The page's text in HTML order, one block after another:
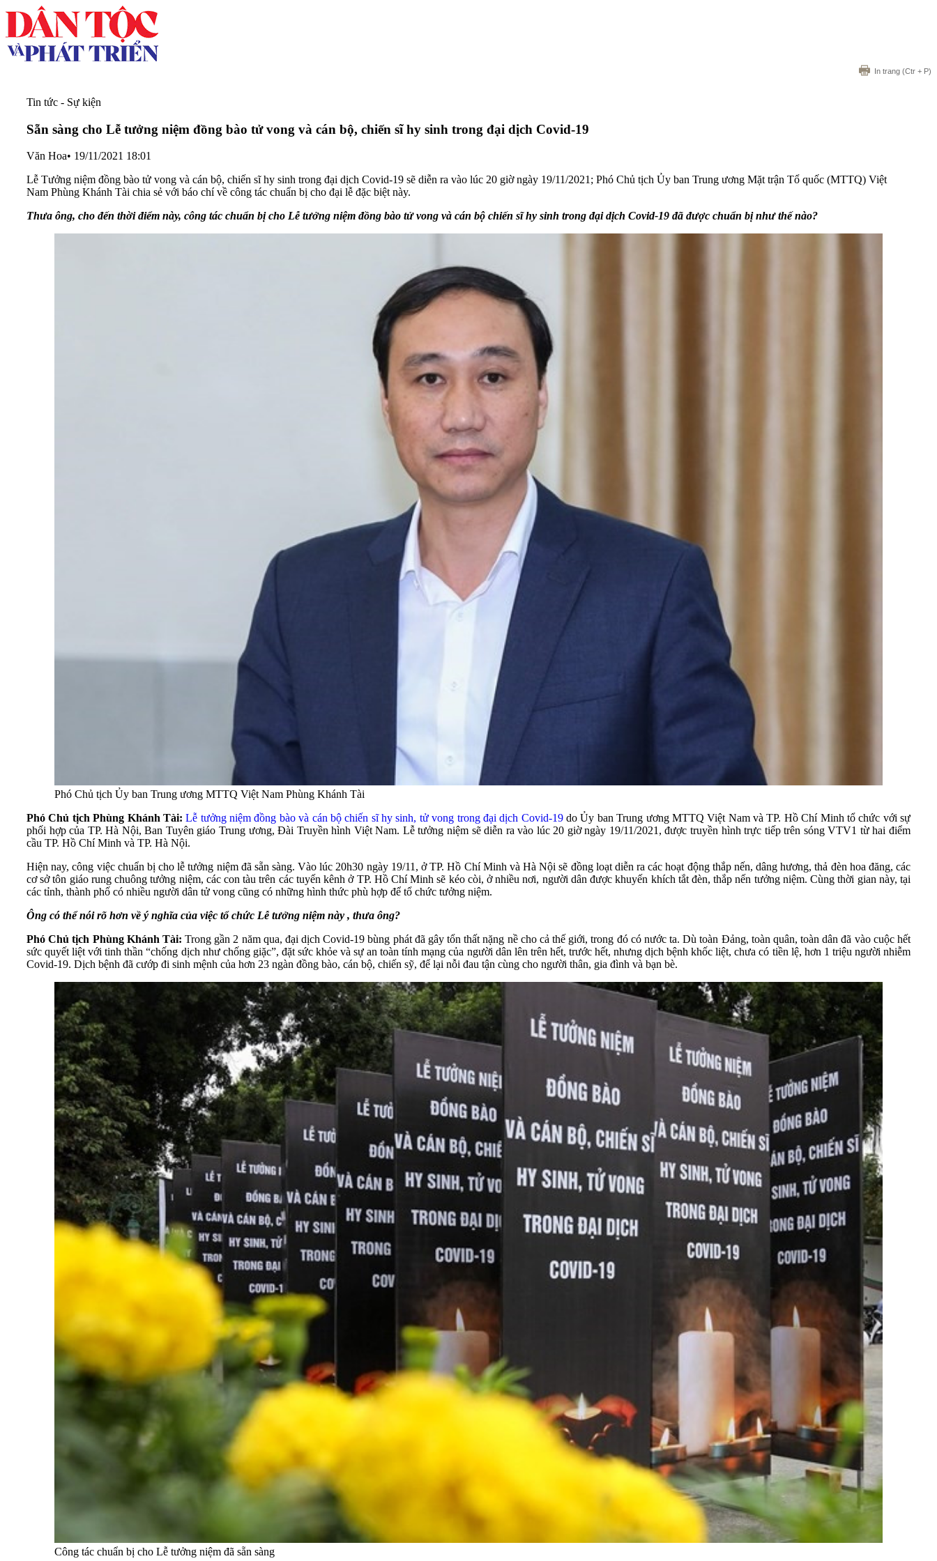
In trang (Ctr + P)
Tin tức - Sự kiện
Sẵn sàng cho Lễ tưởng niệm đồng bào tử vong và cán bộ, chiến sĩ hy sinh trong đại dịch Covid-19
Văn Hoa• 19/11/2021 18:01
Lễ Tưởng niệm đồng bào tử vong và cán bộ, chiến sĩ hy sinh trong đại dịch Covid-19 sẽ diễn ra vào lúc 20 giờ ngày 19/11/2021; Phó Chủ tịch Ủy ban Trung ương Mặt trận Tổ quốc (MTTQ) Việt
Nam Phùng Khánh Tài chia sẻ với báo chí về công tác chuẩn bị cho đại lễ đặc biệt này.
Thưa ông, cho đến thời điểm này, công tác chuẩn bị cho Lễ tưởng niệm đồng bào tử vong và cán bộ chiến sĩ hy sinh trong đại dịch Covid-19 đã được chuẩn bị như thế nào?
Phó Chủ tịch Ủy ban Trung ương MTTQ Việt Nam Phùng Khánh Tài
Phó Chủ tịch Phùng Khánh Tài: Lễ tưởng niệm đồng bào và cán bộ chiến sĩ hy sinh, tử vong trong đại dịch Covid-19do Ủy ban Trung ương MTTQ Việt Nam và TP. Hồ Chí Minh tổ chức với sự
phối hợp của TP. Hà Nội, Ban Tuyên giáo Trung ương, Đài Truyền hình Việt Nam. Lễ tưởng niệm sẽ diễn ra vào lúc 20 giờ ngày 19/11/2021, được truyền hình trực tiếp trên sóng VTV1 từ hai điểm
cầu TP. Hồ Chí Minh và TP. Hà Nội.
Hiện nay, công việc chuẩn bị cho lễ tưởng niệm đã sẵn sàng. Vào lúc 20h30 ngày 19/11, ở TP. Hồ Chí Minh và Hà Nội sẽ đồng loạt diễn ra các hoạt động thắp nến, dâng hương, thả đèn hoa đăng, các
cơ sở tôn giáo rung chuông tưởng niệm, các con tàu trên các tuyến kênh ở TP. Hồ Chí Minh sẽ kéo còi, ở nhiều nơi, người dân được khuyến khích tắt đèn, thắp nến tưởng niệm. Cùng thời gian này, tại
các tỉnh, thành phố có nhiều người dân tử vong cũng có những hình thức phù hợp để tổ chức tưởng niệm.
Ông có thể nói rõ hơn về ý nghĩa của việc tổ chức Lễ tưởng niệm này , thưa ông?
Phó Chủ tịch Phùng Khánh Tài: Trong gần 2 năm qua, đại dịch Covid-19 bùng phát đã gây tổn thất nặng nề cho cả thế giới, trong đó có nước ta. Dù toàn Đảng, toàn quân, toàn dân đã vào cuộc hết
sức quyết liệt với tinh thần “chống dịch như chống giặc”, đặt sức khỏe và sự an toàn tính mạng của người dân lên trên hết, trước hết, nhưng dịch bệnh khốc liệt, chưa có tiền lệ, hơn 1 triệu người nhiễm
Covid-19. Dịch bệnh đã cướp đi sinh mệnh của hơn 23 ngàn đồng bào, cán bộ, chiến sỹ, để lại nỗi đau tận cùng cho người thân, gia đình và bạn bè.
Công tác chuẩn bị cho Lễ tưởng niệm đã sẵn sàng